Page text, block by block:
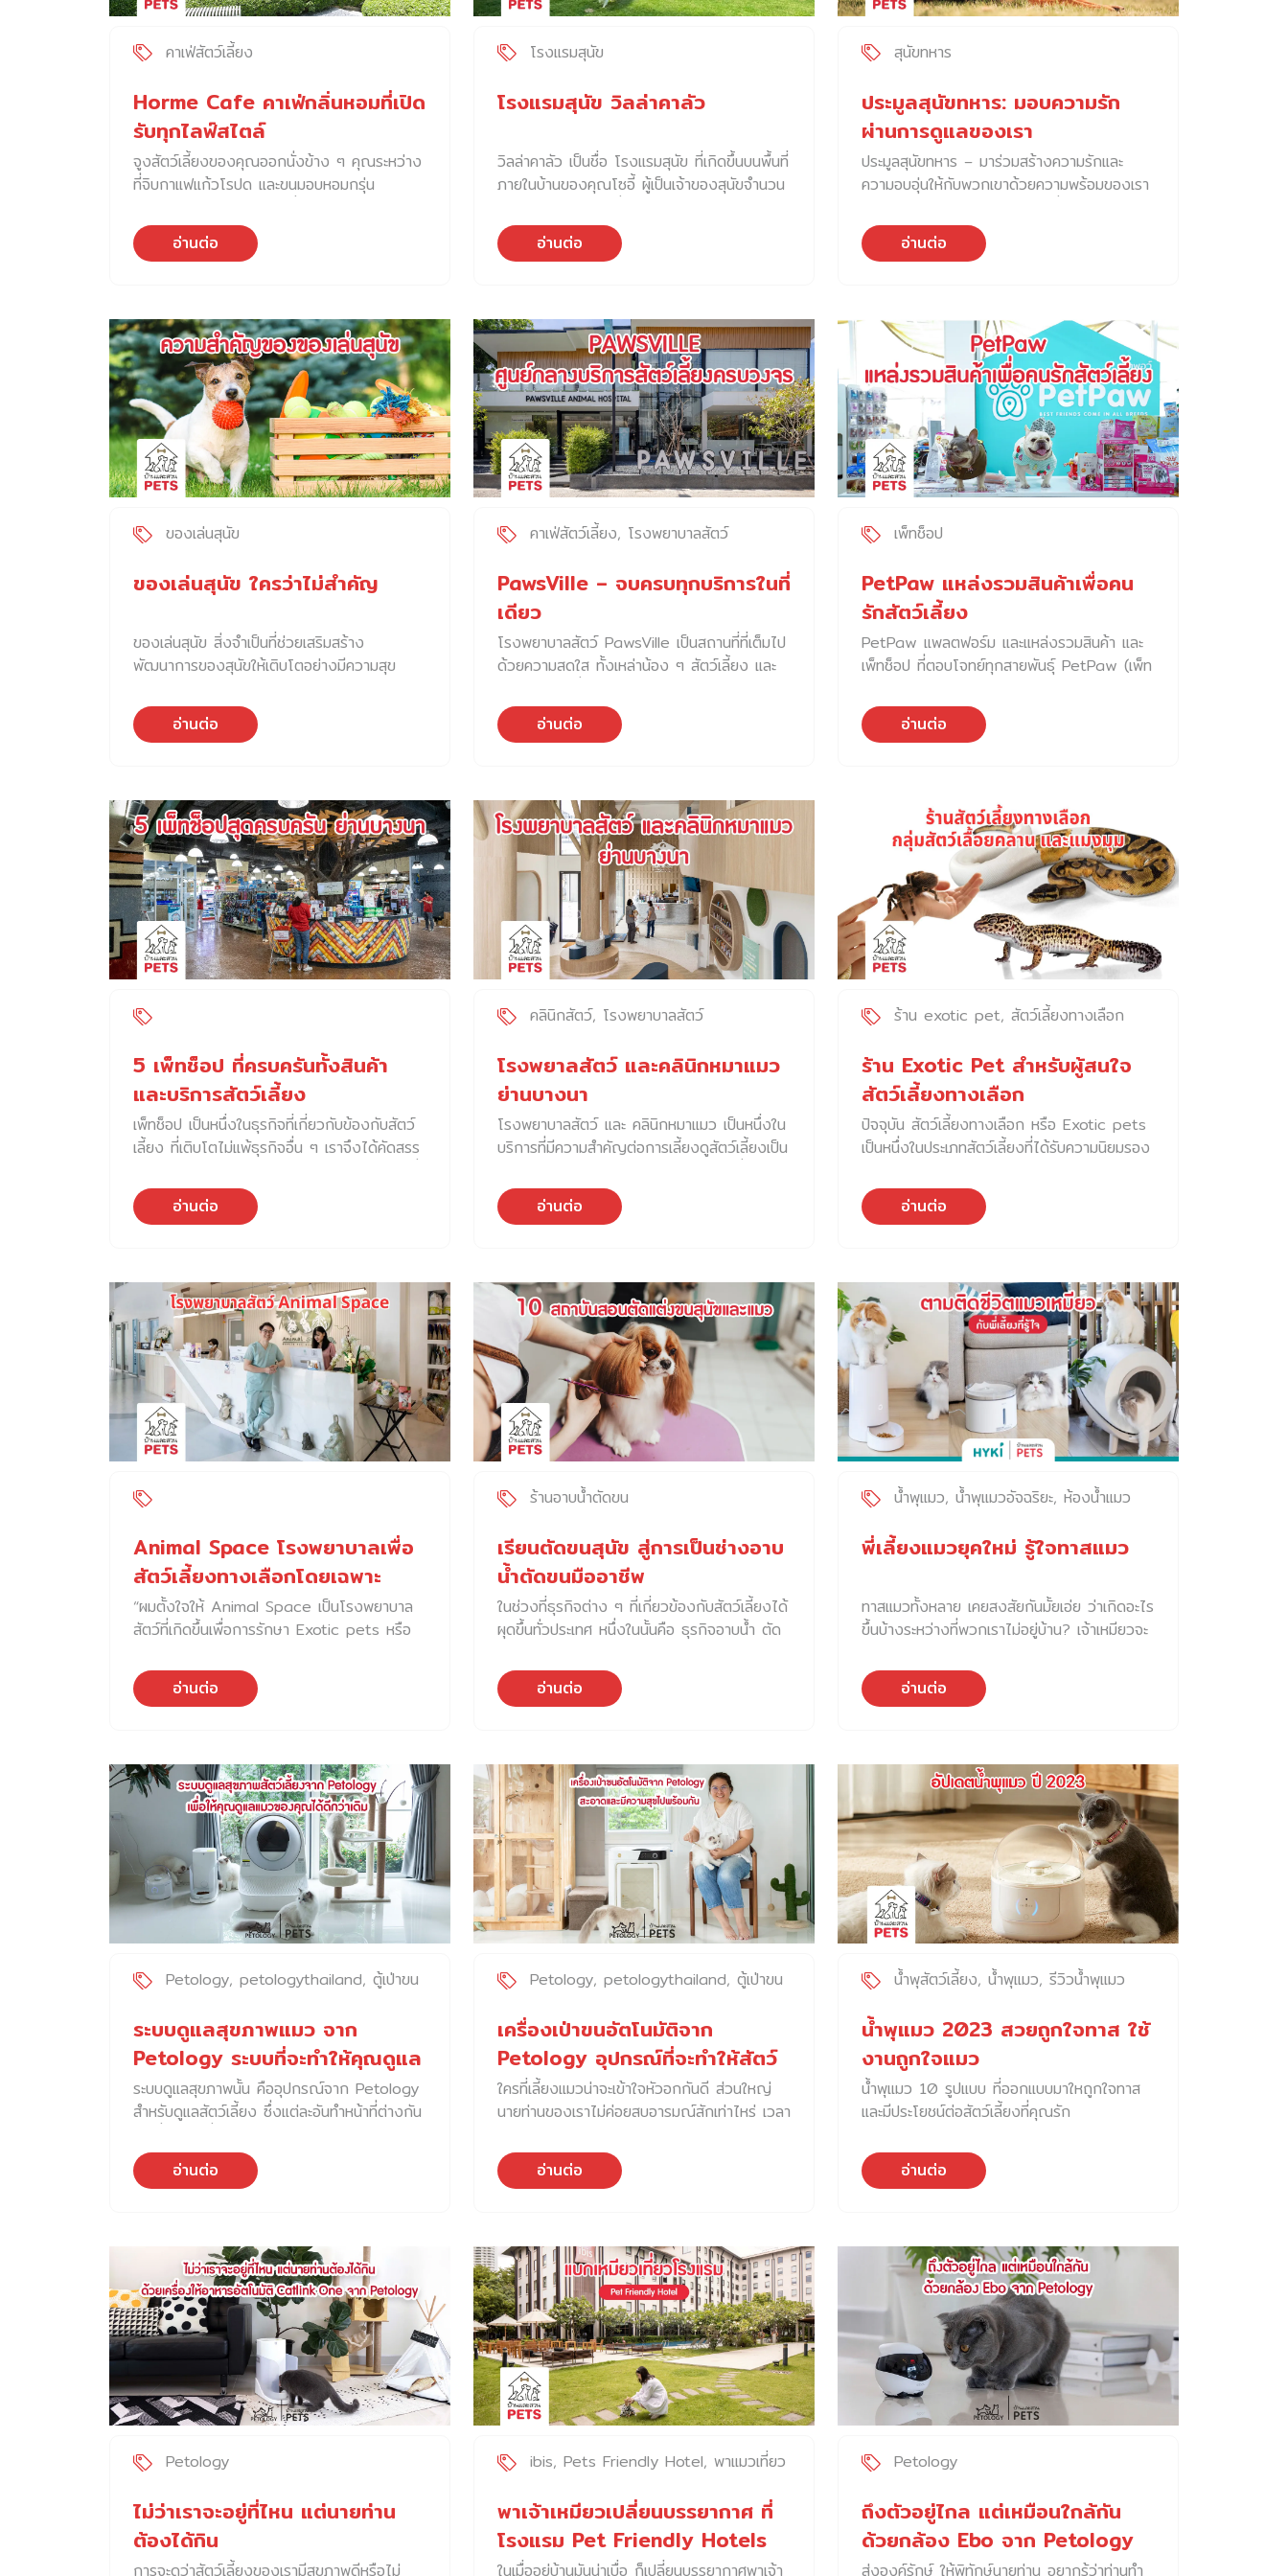
คาเฟ่สัตว์เลี้ยง
Horme Cafe คาเฟ่กลิ่นหอมที่เปิด
รับทุกไลฟ์สไตล์
จูงสัตว์เลี้ยงของคุณออกนั่งข้าง ๆ คุณระหว่าง
ที่จิบกาแฟแก้วโรปด และขนมอบหอมกรุ่น
Cafe ที่มาของคำว่า Horme Cafe มาจากคำ
ว่า “หอม” ที่สื่อถึงกลิ่นของกาแฟและขนมอบ
หนีจากความวุ่นวายของตัวเมือง ที่หอมคาเฟ่ได้
เน้นการตกแต่งร้านด้วยวัสดุธรรมชาติ เช่น ไม้
หิน ดิน โดยนำมาเป็นวัสดุตกแต่งทั้งภายในและ
ภายนอกร้าน เชื่อมด้วยพื้นที่สีเขียว ที่ให้ความรู้สึก
อบอุ่น สบายตา บ่งบอกเอกลักษณ์ของความเป็น
หอมคาเฟ่ได้เป็นอย่างดี ทางร้านได้คำนึงถึงผู้ใช้
บริการทุกคนที่เข้ามาในพื้นที่ของหอมคาเฟ่ สร้าง
ความรู้สึกเชื่อมต่อจากภายนอกจนถึงภายในร้าน
อยู่ในบ้านหลังเล็ก ๆ ทุกพื้นที่จึงตอบสนองความ
เฟอร์นิเจอร์ที่ออกแบบให้โค้งมน ลบเหลี่ยมมุมให้
นั่งได้ทุกองศาของโต๊ะ เหมาะสำหรับทุกกลุ่มผู้ใช้
นั่ง โต๊ะบาร์สูงสำหรับนั่งทำงาน หรือจะนั่งตรง
เคาเตอร์ตรงกลางที่สามารถมองบาริสต้ารังสรรค์
เป็นพื้นที่สำหรับผู้ที่ต้องการสร้างประสบการณ์
ระหว่าง “คน” และ “สัตว์เลี้ยง” โดยคุณพ่อคุณ
ภายนอกร้านได้ ในส่วนของเมนูอาหารและเครื่อง
ดื่ม หอมคาเฟ่ได้มอบความครบครัน ทั้ง Coffee
และ Brunch ให้เมนูเอ็นจอยได้ลูกค้าทุกกลุ่ม
นอกจากจะมีเมนูอาหารเพิ่มขึ้นมาใหม่ในหอมคาเฟ่
แล้ว การเลือกวัตถุดิบทั้งเมนูกาแฟ […]
อ่านต่อ
โรงแรมสุนัข
โรงแรมสุนัข วิลล่าคาลัว
วิลล่าคาลัว เป็นชื่อ โรงแรมสุนัข ที่เกิดขึ้นบนพื้นที่
ภายในบ้านของคุณโซอี้ ผู้เป็นเจ้าของสุนัขจำนวน
โรงแรมสุนัข เริ่มต้นขึ้นในช่วงการระบาดใหญ่ที่
ผ่านมา คุณโซอี้จึงมีเวลาปรับปรุงสวนหน้าบ้าน
ปรับปรุงบ้านและบริเวณโดยรอบทั้งหมด เพื่อให้
สุนัขของตัวเองมีสภาพแวดล้อมที่ดีขึ้น ซึ่งโดย
ปกติ คุณโซอี้มีพี่เลี้ยงคอยดูแลพวกเขา และเข้าใจ
ธรรมชาติของน้องหมาแต่ละตัวของคุณโซอี้ได้
เป็นอย่างดี หลังจากนั้น เพื่อนฝูงงรอบตัวคุณโซ
อี้มีเหตุให้ต้องเดินทางไปต่างจังหวัด จึงนำสุนัข
มาฝากคุณโซอี้เลี้ยง จึงเกิดเป็นจุดเริ่มต้นของ
การรับฝากเลี้ยงสุนัขแบบไม่ขังกรง ในชื่อ วิลล่า
ของน้องหมาสายพันธุ์เชตแลนด์ชีปด็อกของคุณ
ฝากเลี้ยงที่นี่ ทำให้พ่อแม่บางท่านเรียกที่นี่ว่า
โรงเรียนอนุบาลคาลัว หรือบางครั้งก็เรียกว่า
บ้านพี่คาลัว ก่อนหน้านี้ คุณโซอี้รับฝากเลี้ยงสุนัข
เป็นงานอดิเรกมาโดยตลอด และตั้งใจทำจริงจัง
ในเชิงธุรกิจเมื่อปลายปี 2022 ที่ผ่านมา ปัจจุบัน
ตัว และในอนาคต คุณโซอี้มีแผนพัฒนาพื้นที่ที่
เหลือเป็นสระว่ายน้ำสำหรับสุนัขด้วย ส่วนค่าบริการ
จากวันแรกที่มาส่งถึงวันที่มารับ เช่น […]
อ่านต่อ
สุนัขทหาร
ประมูลสุนัขทหาร: มอบความรัก
ผ่านการดูแลของเรา
ประมูลสุนัขทหาร – มาร่วมสร้างความรักและ
ความอบอุ่นให้กับพวกเขาด้วยความพร้อมของเรา
รักและความอบอุ่นแล้ว ศูนย์การสุนัขทหาร อำเภอ
ปากช่อง จังหวัดนครราชสีมา เปิดให้ประชาชน
ทหารบก อำเภอปากช่อง จังหวัดนครราชสีมา ได้
เปิดให้ประชาชนทั่วไปที่มีความพร้อมเรื่องการดูแล
สุนัข สามารถเข้าประมูลน้อง ๆ สุนัขที่ฝึกฝนแล้ว
ทดสอบไม่ผ่านเกณฑ์ โดยในรอบนี้นี้ มีน้อง ๆ ที่
ไม่ผ่านการคัดเลือกให้ไปปฏิบัติหน้าที่จำนวน 66
ตัว น้อง ๆ ส่วนใหญ่เป็นสายพันธุ์ลาบราดอร์รี
ทรีฟเวอร์ เบลเยียมมาลินอยส์ และเยอรมันเชเพิร์ด
อายุระหว่าง 1 – 7 ปี น้อง ๆ ทุกตัวผ่านการฝึก
และหมอบ เป็นต้น สุนัขที่นำมาประมูล เป็นสุนัขที่ไม่
สามารถเป็นสัตว์เลี้ยง เป็นเพื่อน หรือเฝ้าบ้านได้
นำมาประมูลให้ประชาชนที่สนใจรับไปเลี้ยงต่อ เพื่อ
ให้น้องได้บ้านใหม่ที่มีความพร้อม และเป็นบ้านที่
แสนอบอุ่น สุนัขทุกตัวมีบุคลิกน่ารัก […]
อ่านต่อ
ของเล่นสุนัข
ของเล่นสุนัข ใครว่าไม่สำคัญ
ของเล่นสุนัข สิ่งจำเป็นที่ช่วยเสริมสร้าง
พัฒนาการของสุนัขให้เติบโตอย่างมีความสุข
ในการสร้างเสริมพัฒนาการทั้งทางด้านร่างกาย
และจิตใจให้กับเด็ก ในทำนองเดียวกัน ของเล่น
เล่นสุนัขได้เป็น 2 แบบใหญ่ ๆ คือ แบบที่เราต้อง
เล่นกับสุนัข กับแบบที่พวกเขาสามารถเล่นสนุกได้
ด้วยตัวเอง ของเล่นกลุ่มแรก ได้แก่ ของเล่นที่
สามารถพบเจอได้ทั่วไปตามท้องตลาด เช่น เชือก
ตุ๊กตา และลูกบอลต่าง ๆ เป็นต้น ของเล่นเหล่านี้
หากใช้อย่างถูกวิธี นอกจากจะช่วยในเรื่อง
พัฒนาการทางร่างกายของลูกสุนัขแล้ว ยังมี
ส่วนสำคัญในการสร้างความสัมพันธ์อันดีระหว่าง
สอง สุนัขสามารถเล่นได้ด้วยตัวเองโดยไม่จำเป็น
ที่สามารถใส่ขนม หรืออาหารเข้าไปข้างในได้ โดย
สุนัขจะพยายามหาวิธีทำให้ขนมหลุดออกมา ส่วน
ใหญ่แล้ว ของเล่นลักษณะนี้ออกแบบมาเพื่อให้
สุนัขใช้เวลาไปกับการพยายามหาทางเอาขนม หรือ
อาหารออกมา เป็นกิจกรรมที่กระตุ้นจิตใจ ทำให้
และเรียนรู้หาวิธีที่จะเข้าถึงขนม ของเล่นที่ดีควรมี
ความซับซ้อนในระดับหนึ่ง แต่ไม่ยากจนเกินไป
เลิกสนใจของเล่นไปเลย หรือแสดงพฤติกรรมที่
เป็นปัญหาบางอย่างออกมา อย่างการเห่า ดังนั้น
ของเล่นที่ดีจึงควรมีความยากที่สุนัขสามารถเล่น
ได้สำเร็จ ซึ่งในการเลือกของเล่นนั้นจะต้อง
พิจารณาจากความสามารถของสุนัขแต่ละตัวด้วย
การใช้ของเล่นในลักษณะนี้ถือเป็นการออกกำลัง
กายทางจิตใจรูปแบบหนึ่ง (mental
stimulation) […]
อ่านต่อ
คาเฟ่สัตว์เลี้ยง โรงพยาบาลสัตว์
PawsVille – จบครบทุกบริการในที่
เดียว
โรงพยาบาลสัตว์ PawsVille เป็นสถานที่ที่เต็มไป
ด้วยความสดใส ทั้งเหล่าน้อง ๆ สัตว์เลี้ยง และ
พยาบาลสัตว์ PawsVille เกิดความจากความ
ตั้งใจที่อยากมอบความรู้สึกที่สดชื่นและมีชีวิตชีวา
และความปลอดภัย ของการเป็นโรงพยาบาลสัตว์
PawsVille จึงเลือกใช้โทนสีการตกแต่งโรง
พยาบาลสัตว์ และส่วนต่าง ๆ ด้วยสีสันสดใส เพื่อ
ให้ความรู้สึกที่แตกต่างออกไปจากโรงพยาบาล
สัตว์ทั่วไปที่เน้นโทนสีขาวเป็นหลัก ในส่วนของงาน
บริการทางสัตวแพทย์ ที่ PawsVille ได้จัด
เตรียมสัตวแพทย์เฉพาะทาง ที่มีความชำนาญในเรี่
องโรคต่าง ๆ ของสัตว์เลี้ยง สับเปลี่ยนหมุนเวียน
หน้าที่คอยดูแลน้อง ๆ ที่พักฟื้นอยู่ในโรงพยาบาล
ปลอดภัยต่อสัตว์เลี้ยงทุกตัว ทาง PawsVille
จึงจัดให้มีห้องพักฟื้นสัตว์แยกกันระหว่างห้อง
สัตว์เลี้ยงติดเชื้อ และไม่ติดเชื้อ เพื่อเป็นการแยก
ประเภทของโรคตั้งแต่เริ่มต้นการรักษา และให้เกิด
ความปลอดภัยต่อสัตว์เลี้ยงตัวอื่น ๆ ที่มารับ
บริเวณโถงทางเดินตรงกลางของโรงพยาบาล
PawsVille ได้คัดสรรสินค้าพรีเมียมสำหรับสัตว์
ความหลากหลายตั้งแต่อาหารสัตว์เลี้ยง ไปจนถึง
ข้าวของเครื่องใช้ต่างๆ ส่วนถัดไปเป็นคาเฟ่
D’tale […]
อ่านต่อ
เพ็ทช็อป
PetPaw แหล่งรวมสินค้าเพื่อคน
รักสัตว์เลี้ยง
PetPaw แพลตฟอร์ม และแหล่งรวมสินค้า และ
เพ็ทช็อป ที่ตอบโจทย์ทุกสายพันธุ์ PetPaw (เพ็ท
ช็อป ของคนไทย ที่ใช้เทคโนโลยีสมัยใหม่เข้ามา
เป็นส่วนสำคัญในการดำเนินธุรกิจสัตว์เลี้ยง ที่
เคชั่น Pet Paw เพื่อให้การเข้าถึงเพ็ทช็อป
สะดวกในทุกสถานการณ์ บนแอปพลิเคชั่นของ
PetPaw มีบริการจำหน่ายสินค้าสัตว์เลี้ยง
มากกว่า 2,000 รายการ ครอบคลุมสัตว์เลี้ยง
ทุกประเภทตั้งแต่สุนัข แมว และสัตว์เลี้ยงทาง
เลือก ทั้งอาหารสัตว์เลี้ยง อุปกรณ์อำนวยความ
สะดวกเพื่อสัตว์เลี้ยง และผลิตภัณฑ์สำหรับสัตว์
เลี้ยงที่มาจากทั้งในและต่างประเทศ ให้เจ้าของ
แพลตฟอร์มออนไลน์แล้ว PetPaw ยังมีร้านเพ็ท
ทางเลือกในการเข้าถึงสินค้าเกี่ยวกับสัตว์เลี้ยงได้
อีกด้วย ร้านเพ็ทช็อปของ PetPaw ทั้ง 11
สาขาประกอบด้วย ด้วยการประกอบกิจการต่าง
ๆ ของ PetPaw ได้พยายามร่วมมือกับพันธมิตร
ที่อยู่ในวงการสัตว์เลี้ยงมาโดยตลอด เพื่อให้การ
หนึ่งในโครงการสำคัญที่ Pet […]
อ่านต่อ
5 เพ็ทช็อป ที่ครบครันทั้งสินค้า
และบริการสัตว์เลี้ยง
เพ็ทช็อป เป็นหนึ่งในธุรกิจที่เกี่ยวกับข้องกับสัตว์
เลี้ยง ที่เติบโตไม่แพ้ธุรกิจอื่น ๆ เราจึงได้คัดสรร
ได้ชื่อว่ามีเจ้าของสัตว์เลี้ยงจำนวนมากย่านหนึ่ง
เพื่อให้ทุกท่านได้ใช้เป็นข้อมูลการตัดสินใจสำหรับ
Paradise Park ในเครือเดียวกับ Pet Lovers
Centre ได้รวบรวมสินค้าเกี่ยวกับสัตว์เลี้ยงทุก
ประเภท ตั้งแต่อาหารสัตว์เลี้ยงเกรดพรีเมียม ไป
จนถึงอุปกรณ์เครื่องใช้ต่างๆ ที่อำนวยความ
สะดวกให้ชีวิตของน้อง ๆ และคุณพ่อคุณแม่มี
ความสุขมากขึ้น พนักงานทุกคนที่นี่ มีความรู้ความ
เข้าใจในผลิตภัณฑ์แต่ละชนิดเป็นอย่างดี และยัง
พร้อมให้บริการด้วยความใส่ใจ และยังมี
สุขภาพสัตว์เลี้ยง และการใช้ยาที่ถูกต้อง แก่คุณ
หาความครบครัน และหลากหลายของสินค้า ที่จะ
ช่วยเติมเต็มความสุขให้กับสัตว์เลี้ยงแสนรัก The
Pet Safari สาขา Paradise Park อาจเป็น
หนึ่งในตัวเลือกที่น่าสนใจ สำหรับการเติมเต็มความ
สุขร่วมกันระหว่างคุณพ่อคุณแม่และน้อง ๆ
อ่านต่อ
คลินิกสัตว์ โรงพยาบาลสัตว์
โรงพยาลสัตว์ และคลินิกหมาแมว
ย่านบางนา
โรงพยาบาลสัตว์ และ คลินิกหมาแมว เป็นหนึ่งใน
บริการที่มีความสำคัญต่อการเลี้ยงดูสัตว์เลี้ยงเป็น
วงจรมากขึ้น เพื่อตอบโจทย์ด้านสุขภาพของสัตว์
เลี้ยงที่มีจำนวนเพิ่มขึ้นอย่างมากในปัจจุบัน วันนี้
เป็นตัวเลือกสำหรับเจ้าของสัตว์เลี้ยง ได้เลือกไป
ใช้บริการค่ะ 1. โรงพยาบาลสัตว์ทองหล่อ สาขา
ศรีนครินทร์ ภายในโรงพยาบาลฯ ได้จัดเตรียม
บริการอย่างครบวงจร ตั้งแต่การตรวจสุขภาพ
สัตว์เลี้ยง บริการทางการสัตวแพทย์ทุกรูปแบบ
การดูแลอาบน้ำตัดขน ฝากเลี้ยง ไปจนถึงสระว่าย
น้ำสำหรับสัตว์เลี้ยง นอกจากนี้ บริเวณชั้น 3
ของอาคารยังมีคลินิกแมวโดยเฉพาะ เนื่องจาก
จึงจำเป็นต้องแยกคลินิกแมวให้เป็นสัดส่วน ที่ไม่
กังวลของเจ้าของระหว่างพาน้องแมวมาตรวจ
รักษาที่โรงพยาบาลฯ ด้วยความไว้วางใจจากคุณ
พ่อคุณแม่สัตว์เลี้ยงที่เพิ่มขึ้น โรงพยาบาลฯ จึง
เปิดให้บริการทางการแพทย์เฉพาะทางครอบคลุม
ทุกการเจ็บป่วย ซึ่งมีชื่อเสียงทั้งในประเทศและต่าง
ทางการแพทย์ และมอบทุนการศึกษาสำหรับ
สัตวแพทย์ผ่านมหาวิทยาลัยชื่อดังทั่วโลก และใน
ทางการแพทย์เฉพาะทาง โดยมุ่งหมายที่จะให้
บริการการรักษาอย่างครอบคลุม รวมไปถึงเติม
เต็มการใช้ชีวิตร่วมกับสัตว์เลี้ยงอย่างมีคุณภาพ
ด้วยการเปิดสวนสาธารณะสำหรับสัตว์เลี้ยง ร้าน
อาหาร คาเฟ่ ที่สามารถพาสัตว์เลี้ยงไปใช้บริการ
ได้ ปัจจุบัน โรงพยาบาลสัตว์ทองหล่อเป็นโรง
พยาบาลสัตว์เอกชนลำดับต้นๆ และที่นี่ยังพัฒนา
คุณภาพอย่างต่อเนื่องโดยคำนึงถึงความ
เว็บไซต์ https://thonglorpet.com/เฟซบุ๊ก
https://www.facebook.com/ThonglorPetสาขา
ศรีนครินทร์ https://www.facebook.com/
โรงพยาบาลสัตว์ทองหล่อ-สาขา
ศรีนครินทร์-430497843681818เบอร์โทรศัพท์
สาขาศรีนครินทร์ […]
อ่านต่อ
ร้าน exotic pet สัตว์เลี้ยงทางเลือก
ร้าน Exotic Pet สำหรับผู้สนใจ
สัตว์เลี้ยงทางเลือก
ปัจจุบัน สัตว์เลี้ยงทางเลือก หรือ Exotic pets
เป็นหนึ่งในประเภทสัตว์เลี้ยงที่ได้รับความนิยมรอง
เรื่อยจนเกิด ร้าน Exotic Pet ขึ้นมากมาย วันนี้
กองบรรณาธิการได้รวบรวม ร้าน Exotic Pet
เลี้ยงทางเลือกเข้ามาดูแล 1. Exotic pets
studio ร้าน Exotic pets studio ได้รวบรวม
สัตว์เลี้ยงทางเลือกที่น่าหลงใหลไว้มากมายหลาย
ชนิด ทั้ง Sailfin Dragon กิ้งก่าชายน้ำ
Scaleless Corn Snake งูคอร์นไร้เกล็ด
Crested gecko หรือตุ๊กแกขนตา และกิ้งก่า
Chameleon สำหรับมือใหม่ ทางร้านก็มีผู้
เชี่ยวชาญคอยให้คำปรึกษา และภายในร้าน เจ้า
สัตว์เลี้ยงแต่ละตัวเป็นอย่างดี จึงมั่นใจได้ว่า สัตว์
ปลอดโรค นอกจากนี้ ทางร้านยังมีอุปกรณ์
สำหรับการเลี้ยง และอาหารสัตว์เลี้ยง แบบครบ
[…]
อ่านต่อ
Animal Space โรงพยาบาลเพื่อ
สัตว์เลี้ยงทางเลือกโดยเฉพาะ
“ผมตั้งใจให้ Animal Space เป็นโรงพยาบาล
สัตว์ที่เกิดขึ้นเพื่อการรักษา Exotic pets หรือ
น.สพ.เชาวพันธ์ ยินหาญมิ่งมงคล ผู้ก่อตั้ง และผู้
อำนวยการ โรงพยาบาลสัตว์แอนิมิลสเปซ
น.สพ.เชาวพันธ์ ยินหาญมิ่งมงคล ที่เคยได้ไป
สัมผัสโรงพยาบาลสัตว์สำหรับ Exotic pets
โดยเฉพาะ เมื่อครั้งที่ได้เดินทางไปเยือนต่าง
ประเทศ “ผมจึงตั้งใจอยากให้เกิดโรงพยาบาล
สัตว์เพื่อ Exotic pets ในเมืองไทยบ้าง
เนื่องจากก่อนหน้านี้ยังไม่มีโรงพยาบาลสัตว์
ลักษณะนี้” หมออ้อยกล่าว และด้วยความตั้งใจดี
บวกกับประสบการณ์ในสายงานสัตวแพทย์ที่สั่งสม
มาอย่างยาวนาน โรงพยาบาลสัตว์แอนิมอลสเปซ
จึงเกิดขึ้นได้อย่างที่ตั้งใจ “แอนิมอลสเปซเกิดขึ้น
ภายใต้แนวคิด Exotic friendly hospital หรือ
โรงพยาบาลที่เป็นมิตรกับสัตว์เลี้ยงทางเลือก”
หมออ้อยกล่าวและเสริมว่า “ดังนั้น การออกแบบ
ต่าง ๆ ตั้งแต่ตัวอาคาร ห้องปฎิบัติการต่าง ๆ ที่
เกี่ยวข้องกับการรักษาสัตว์ จึงให้ความสำคัญกับ
ธรรมชาติของสัตว์เลี้ยงทางเลือกชนิดต่าง ๆ “
งกลิ่นฟีโรโมนสำหรับกระต่ายไว้ […]
อ่านต่อ
ร้านอาบน้ำตัดขน
เรียนตัดขนสุนัข สู่การเป็นช่างอาบ
น้ำตัดขนมืออาชีพ
ในช่วงที่ธุรกิจต่าง ๆ ที่เกี่ยวข้องกับสัตว์เลี้ยงได้
ผุดขึ้นทั่วประเทศ หนึ่งในนั้นคือ ธุรกิจอาบน้ำ ตัด
หาสถานที่ เรียนตัดขนสุนัข กันมากขึ้น วันนี้ บ้าน
และสวน Pets จึงได้รวบรวมสถานที่ เรียนตัดขน
โดยจะเรียนเพื่อไปใช้กับสัตว์เลี้ยงที่บ้าน หรือเรียน
เพื่อไปเป็นผู้ประกอบการ ก็สามารถเลือกได้ตาม
ความต้องการเลยค่ะ 10 สถาบันสอนตัดขนสุนัข
ที่ยังเปิดสอนในปัจจุบัน 1. Perfect dogs
thailand สถาบัน Perfect Dogs Thailand
เปิดสอนอาบน้ำตัดขน สุนัขและแมว โดยผู้สอนได้
รับใบประกาศนียบัตรจากประเทศสิงค์โปร์ พร้อม
ด้วยประสบการณ์อาบน้ำตัดขนสุนัขและแมว
มากกว่า 20 ปี และเปิดสอนตัดขนสุนัขและแมว
มากกว่า 10 ปี นักเรียนที่จบหลักสูตรอาบน้ำตัด
ขนจากที่นี่ ทางสถาบันได้จัดงานรองรับให้กับ
นักเรียนทุกคน เพื่อให้ได้ร่วมงานกับร้านกรูมมิ่ง
มืออาชีพ เช่น Dogpaw, Peta และ Pet Zoo
เป็นต้น จึงเป็นหลักสูตรการเรียนการสอน […]
อ่านต่อ
น้ำพุแมว น้ำพุแมวอัจฉริยะ ห้องน้ำแมว
พี่เลี้ยงแมวยุคใหม่ รู้ใจทาสแมว
ทาสแมวทั้งหลาย เคยสงสัยกันมั้ยเอ่ย ว่าเกิดอะไร
ขึ้นบ้างระหว่างที่พวกเราไม่อยู่บ้าน? เจ้าเหมียวจะ
ปัญหาเรื่องขับถ่ายบ้างมั้ยน้า แมวเหมียว สัตว์
เลี้ยงที่มักถูกมองว่า มีความอินดี้ และ มีความเป็น
เฉย ๆ หรือ จะเปรียบเทียบให้เห็นภาพง่าย ๆ ก็
อาจคล้ายกับคนที่เป็น Introvert ทำให้ทาสแมว
หลายคนถึงกับต้องกุมขมับ เพราะ คาดเดาจิตใจ
ของเจ้าเหมียวได้ยากเหลือเกิน โดยกิจวัตรประจำ
วันของเจ้าเหมียวนั้น หลัก ๆ ก็คงหมดไปกับการ
งีบหลับ นั่งส่องนก หรือ วิ่งเล่นปล่อยพลัง ซึ่ง
คงเป็นเรื่องที่ยากเย็นนัก ที่เราจะรู้ได้ว่า น้องกิน
อาหารตอนไหน ดื่มน้ำเยอะหรือเปล่า และ ขับถ่าย
กี่ครั้งต่อวัน แต่ก็คงดีไม่น้อย หากเรามีพี่เลี้ยงที่รู้
ใจ ที่สามารถช่วยทาสสอดส่อง และ ประหยัดแรง
ได้ วันนี้บ้านและสวน Pets จะมาแนะนำให้ทุกคน
รู้จักกับพี่เลี้ยงแมวเหมียวยุคใหม่ ที่ชื่อว่า NOTTY
Trio อุปกรณ์อัจฉริยะสำหรับน้องแมว ที่ประกอบ
ไปด้วย น้ำพุแมว เครื่องให้อาหารอัตโนมัติ และ
ห้องน้ำอัตโนมัติ […]
อ่านต่อ
Petology petologythailand ตู้เป่าขน
ระบบดูแลสุขภาพแมว จาก
Petology ระบบที่จะทำให้คุณดูแล
แมวของคุณได้ดีกว่าเดิม
ระบบดูแลสุขภาพนั้น คืออุปกรณ์จาก Petology
สำหรับดูแลสัตว์เลี้ยง ซึ่งแต่ละอันทำหน้าที่ต่างกัน
อ่านต่อ
Petology petologythailand ตู้เป่าขน
เครื่องเป่าขนอัตโนมัติจาก
Petology อุปกรณ์ที่จะทำให้สัตว์
เลี้ยงของคุณสะอาดและมีความสุข
ไปพร้อมกัน
ใครที่เลี้ยงแมวน่าจะเข้าใจหัวอกกันดี ส่วนใหญ่
นายท่านของเราไม่ค่อยสบอารมณ์สักเท่าไหร่ เวลา
ก็มีบางบ้านที่ไม่สามารถอาบน้ำให้ได้เลย ต้องพา
ไปร้านอาบน้ำตัดขน หรือ สปา แต่ถึงอย่างไร
ความเป็นตัวของตัวเองสูง เขามักจะแสดงออก
เวลาชอบหรือไม่ชอบอะไร และมีความเป็นอิสระสูง
ชอบทำอะไรตามที่ใจอยาก และเมื่ออยู่ใน
สถานการณ์ที่ไม่ชอบ เช่น การเป่าขนหลังอาบน้ำ
ก็อาจทำให้เกิดภาวะเครียดได้ ด้วยสาเหตุนี้จึง
ทำให้ Petology ต้องการที่จะหาอุปกรณ์มาเพื่อ
แก้ปัญหาเหล่านี้ จึงได้เจอกับเครื่องเป่าขน
อัตโนมัติ PePe DR-100 Pro และ 300 Pro
ที่บอกเลยว่า ไม่ธรรมดา เพราะนอกจากจะแก้
ปัญหาลดภาวะเครียดของน้องแมวระหว่างอาบน้ำ
เป่าขนแล้ว ยังช่วยลดระยะเวลาในการอาบน้ำให้
กับเจ้าของอีกด้วย เพื่อให้เรามีเวลาไปทำอย่างอื่น
ได้มากขึ้น วิธีการใช้ไม่ยุ่งยาก เพียงแค่อาบน้ำห้
น้องตามปกติ เสร็จแล้วเช็ดให้หมาด ๆ และนำ
อ่านต่อ
น้ำพุสัตว์เลี้ยง น้ำพุแมว รีวิวน้ำพุแมว
น้ำพุแมว 2023 สวยถูกใจทาส ใช้
งานถูกใจแมว
น้ำพุแมว 10 รูปแบบ ที่ออกแบบมาใหถูกใจทาส
และมีประโยชน์ต่อสัตว์เลี้ยงที่คุณรัก
อ่านต่อ
Petology
ไม่ว่าเราจะอยู่ที่ไหน แต่นายท่าน
ต้องได้กิน
การจะดูว่าสัตว์เลี้ยงของเรามีสุขภาพดีหรือไม่
ibis Pets Friendly Hotel พาแมวเที่ยว
พาเจ้าเหมียวเปลี่ยนบรรยากาศ ที่
โรงแรม Pet Friendly Hotels
ในเมื่ออยู่บ้านมันน่าเบื่อ ก็เปลี่ยนบรรยากาศพาเจ้า
Petology
ถึงตัวอยู่ไกล แต่เหมือนใกล้กัน
ด้วยกล้อง Ebo จาก Petology
ส่งองค์รักษ์ ให้พิทักษ์นายท่าน อยากรู้ว่าท่านทำ